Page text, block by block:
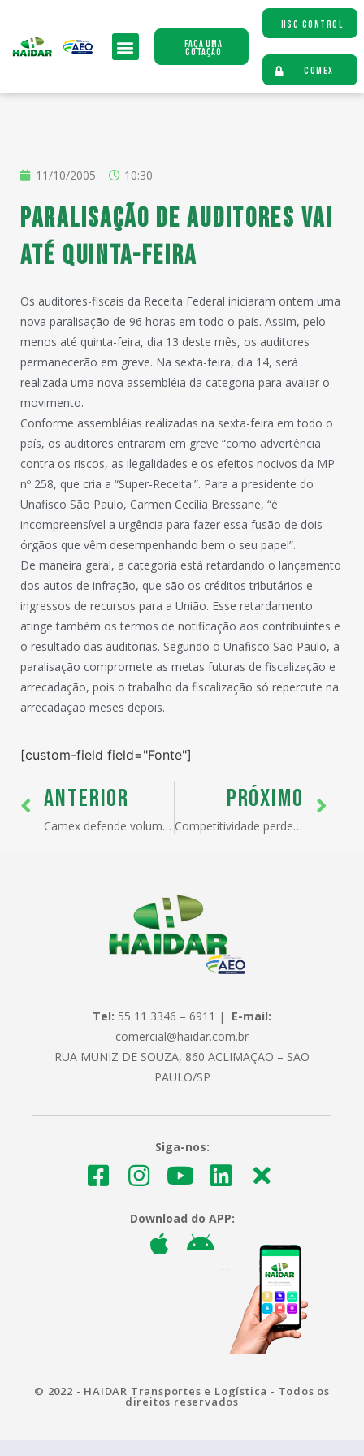
Faça uma
Cotação
HSC CONTROL
COMEX
11/10/2005 10:30
Paralisação de auditores vai
até quinta-feira
Os auditores-fiscais da Receita Federal iniciaram ontem uma
nova paralisação de 96 horas em todo o país. Assim, pelo
menos até quinta-feira, dia 13 deste mês, os auditores
permanecerão em greve. Na sexta-feira, dia 14, será
realizada uma nova assembléia da categoria para avaliar o
movimento.
Conforme assembléias realizadas na sexta-feira em todo o
país, os auditores entraram em greve “como advertência
contra os riscos, as ilegalidades e os efeitos nocivos da MP
nº 258, que cria a “Super-Receita'”. Para a presidente do
Unafisco São Paulo, Carmen Cecília Bressane, “é
incompreensível a urgência para fazer essa fusão de dois
órgãos que vêm desempenhando bem o seu papel”.
De maneira geral, a categoria está retardando o lançamento
dos autos de infração, que são os créditos tributários e
ingressos de recursos para a União. Esse retardamento
atinge também os termos de notificação aos contribuintes e
o resultado das auditorias. Segundo o Unafisco São Paulo, a
paralisação compromete as metas futuras de fiscalização e
arrecadação, pois o trabalho da fiscalização só repercute na
arrecadação meses depois.
[custom-field field="Fonte"]
ANTERIOR
Camex defende volumes maiores para País crescer
PRÓXIMO
Competitividade perde sem a MP do Bem
Tel: 55 11 3346 – 6911 | E-mail:
comercial@haidar.com.br
RUA MUNIZ DE SOUZA, 860 ACLIMAÇÃO – SÃO
PAULO/SP
Siga-nos:
Download do APP:
© 2022 - HAIDAR Transportes e Logística - Todos os
direitos reservados